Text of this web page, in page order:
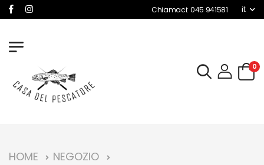
Chiamaci: 045 941581 it
0
HOME
NEGOZIO